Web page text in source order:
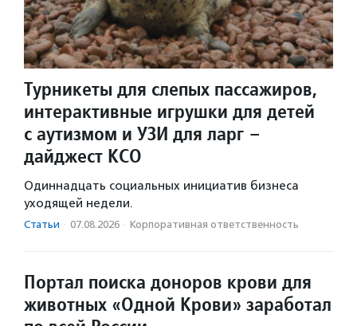
Турникеты для слепых пассажиров,
интерактивные игрушки для детей
с аутизмом и УЗИ для ларг –
дайджест КСО
Одиннадцать социальных инициатив бизнеса
уходящей недели.
Статьи · 07.08.2026 · Корпоративная ответственность
Портал поиска доноров крови для
животных «Одной Крови» заработал